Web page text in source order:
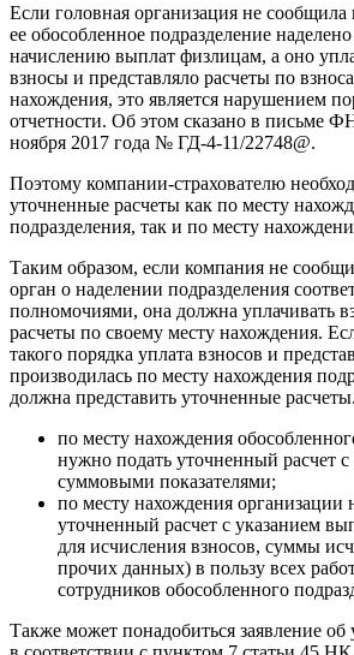
Если головная организация не
ее обособленное подразделение
начислению выплат физлицам, а оно
взносы и представляло расчеты по
нахождения, это является нарушением
отчетности. Об этом сказано в письме
ноября 2017 года № ГД-4-11/22748@.
Поэтому компании-страхователю
уточненные расчеты как по месту
подразделения, так и по месту
Таким образом, если компания не
орган о наделении подразделения
полномочиями, она должна уплачивать
расчеты по своему месту нахождения.
такого порядка уплата взносов и
производилась по месту нахождения
должна представить уточненные
по месту нахождения
нужно подать уточненный расчет
суммовыми показателями;
по месту нахождения организации
уточненный расчет с указанием
для исчисления взносов, суммы
прочих данных) в пользу всех
сотрудников обособленного
Также может понадобиться заявление